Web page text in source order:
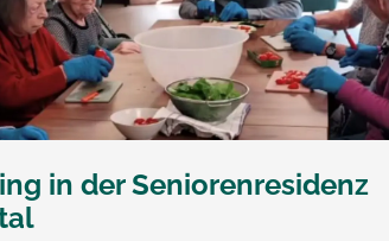
in der Seniorenresidenz